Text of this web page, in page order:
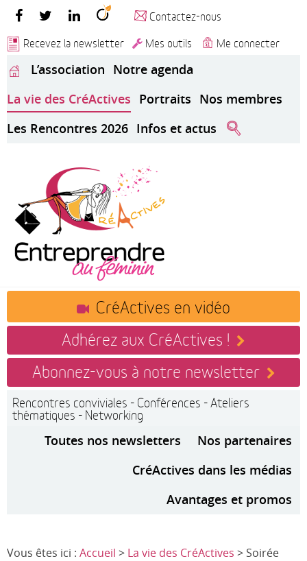
Contactez-nous
Recevez la newsletter
Mes outils Me connecter
L’association Notre agenda
La vie des CréActives Portraits Nos membres
Les Rencontres 2026 Infos et actus
CréActives en vidéo
Adhérez aux CréActives !
Abonnez-vous à notre newsletter
Rencontres conviviales - Conférences - Ateliers
thématiques - Networking
Toutes nos newsletters
Nos partenaires
CréActives dans les médias
Avantages et promos
Vous êtes ici : Accueil > La vie des CréActives > Soirée